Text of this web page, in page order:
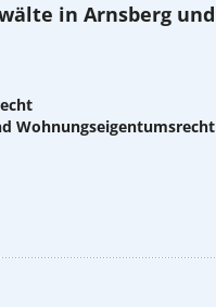
in Arnsberg und
Wohnungseigentumsrecht